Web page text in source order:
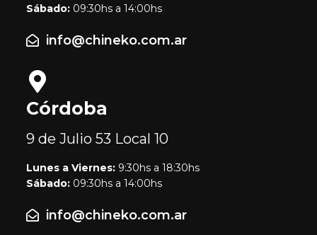
Sábado: 09:30hs a 14:00hs
info@chineko.com.ar
Córdoba
9 de Julio 53 Local 10
Lunes a Viernes: 9:30hs a 18:30hs
Sábado: 09:30hs a 14:00hs
info@chineko.com.ar